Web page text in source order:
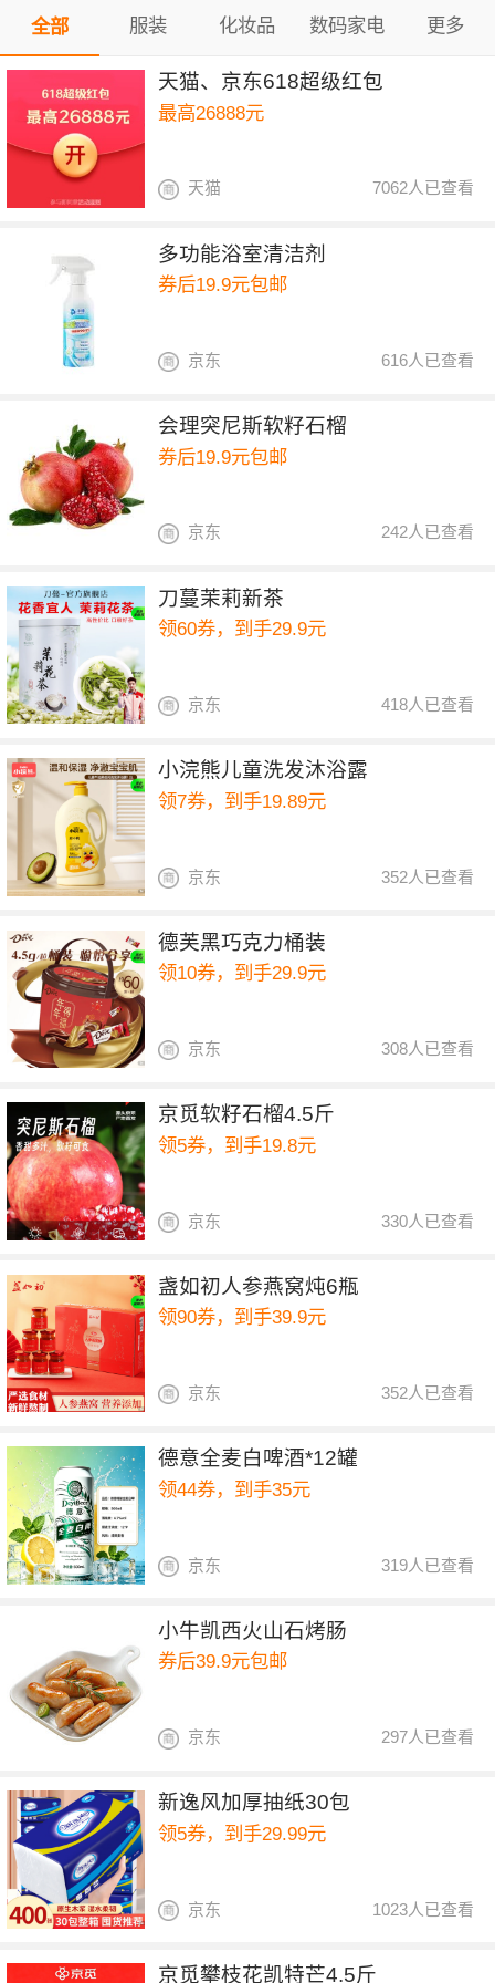
全部 服装 化妆品 数码家电 更多
天猫、京东618超级红包
最高26888元
7062人已查看
天猫
多功能浴室清洁剂
券后19.9元包邮
616人已查看
京东
会理突尼斯软籽石榴
券后19.9元包邮
242人已查看
京东
刀蔓茉莉新茶
领60券，到手29.9元
418人已查看
京东
小浣熊儿童洗发沐浴露
领7券，到手19.89元
352人已查看
京东
德芙黑巧克力桶装
领10券，到手29.9元
308人已查看
京东
京觅软籽石榴4.5斤
领5券，到手19.8元
330人已查看
京东
盏如初人参燕窝炖6瓶
领90券，到手39.9元
352人已查看
京东
德意全麦白啤酒*12罐
领44券，到手35元
319人已查看
京东
小牛凯西火山石烤肠
券后39.9元包邮
297人已查看
京东
新逸风加厚抽纸30包
领5券，到手29.99元
1023人已查看
京东
京觅攀枝花凯特芒4.5斤